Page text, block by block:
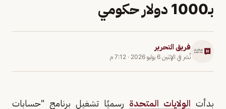
بـ1000 دولار حكومي
فريق التحرير
نُشر في الإثنين 6 يوليو 2026 · 7:12 م
بدأت الولايات المتحدة رسميًا تشغيل برنامج "حسابات